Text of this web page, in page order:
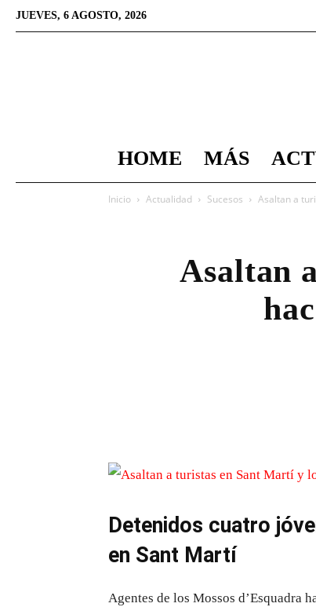
JUEVES, 6 AGOSTO, 2026
HOME MÁS
Inicio Actualidad Sucesos Asaltan a
Asaltan
Detenidos cuatro
en Sant Martí
Agentes de los Mossos d’Esquadra